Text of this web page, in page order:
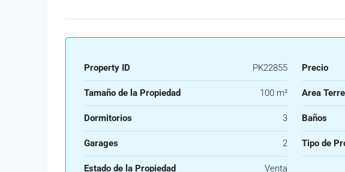
Property ID PK22855 Precio
Tamaño de la Propiedad 100 m² Area
Dormitorios 3 Baños
Garages 2 Tipo de
Estado de la Propiedad Venta